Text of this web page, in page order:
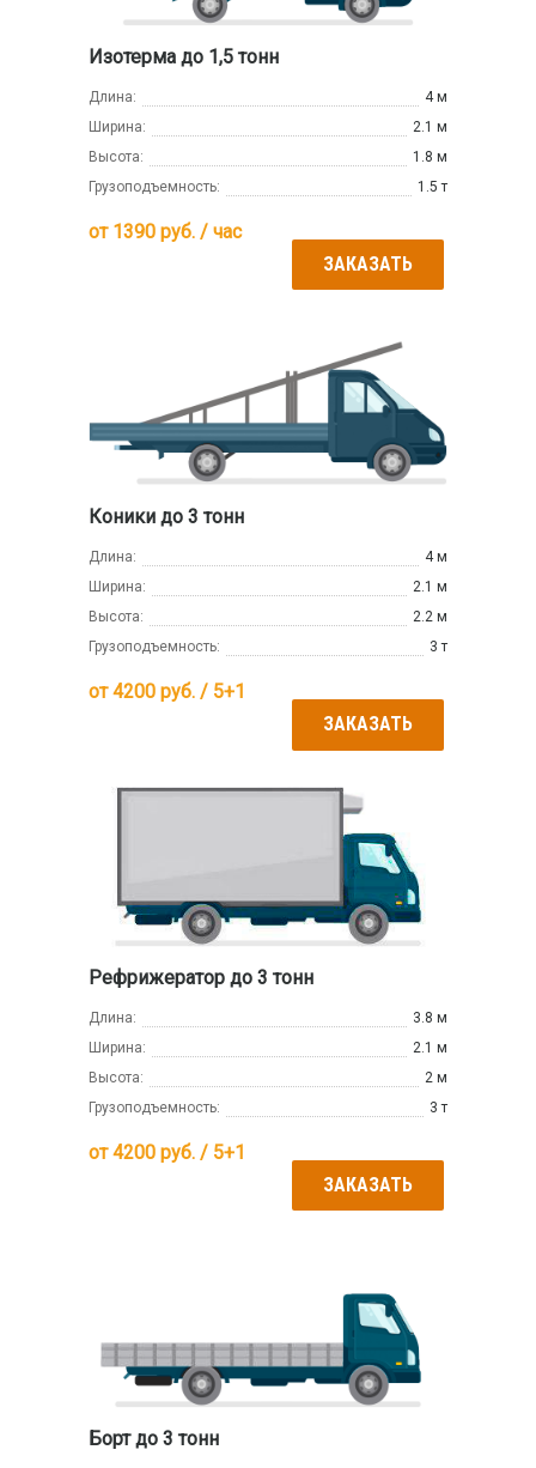
Изотерма до 1,5 тонн
Длина:
4 м
Ширина:
2.1 м
Высота:
1.8 м
Грузоподъемность:
1.5 т
от 1390 руб. / час
ЗАКАЗАТЬ
Коники до 3 тонн
Длина:
4 м
Ширина:
2.1 м
Высота:
2.2 м
Грузоподъемность:
3 т
от4200 руб. / 5+1
ЗАКАЗАТЬ
Рефрижератор до 3 тонн
Длина:
3.8 м
Ширина:
2.1 м
Высота:
2 м
Грузоподъемность:
3 т
от4200 руб. / 5+1
ЗАКАЗАТЬ
Борт до 3 тонн